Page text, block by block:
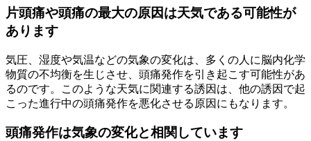
片頭痛や頭痛の最大の原因は天気である可能性が
あります
気圧、湿度や気温などの気象の変化は、多くの人に脳内化学
物質の不均衡を生じさせ、頭痛発作を引き起こす可能性があ
るのです。このような天気に関連する誘因は、他の誘因で起
こった進行中の頭痛発作を悪化させる原因にもなります。
頭痛発作は気象の変化と相関しています